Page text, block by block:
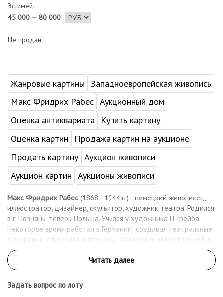
Эстимейт:
45 000 — 80 000
Не продан
Жанровые картины
Западноевропейская живопись
Макс Фридрих Рабес Аукционный дом
Оценка антиквариата
Купить картину
Оценка картин
Продажа картин на аукционе
Продать картину Аукцион живописи
Аукцион картин Аукционы живописи
Макс Фридрих Рабес (1868 - 1944 гг) - немецкий живописец,
иллюстратор, дизайнер, скульптор, художник театра. Родился
в г. Познань, теперь Польша. Учился у художника П. Грейба.
Некоторое время работал в Германии: создавал театральные
декорации, оформлял интерьеры, занимался иллюстрацией и
монументальной живописью. Больше половины жизни провёл в
путешествиях по Европе, Африке, Азии и Америке. Побывал в
США, Италии, Испании, Греции, Египте, России и др.
Прославился как мастер ориентальных композиций, писал
жанровые сцены, пейзажи и портреты. Экспонент
Задать вопрос по лоту